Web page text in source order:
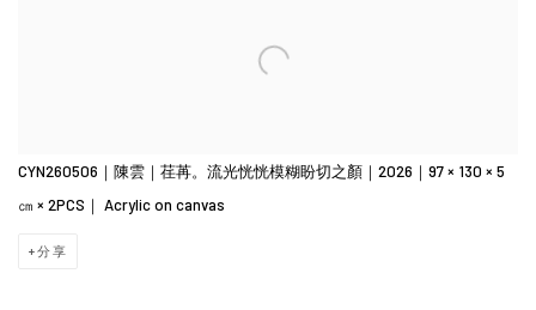
CYN260506｜陳雲｜荏苒。流光恍恍模糊盼切之顏｜2026｜97 × 130 × 5
㎝ × 2PCS｜ Acrylic on canvas
分享